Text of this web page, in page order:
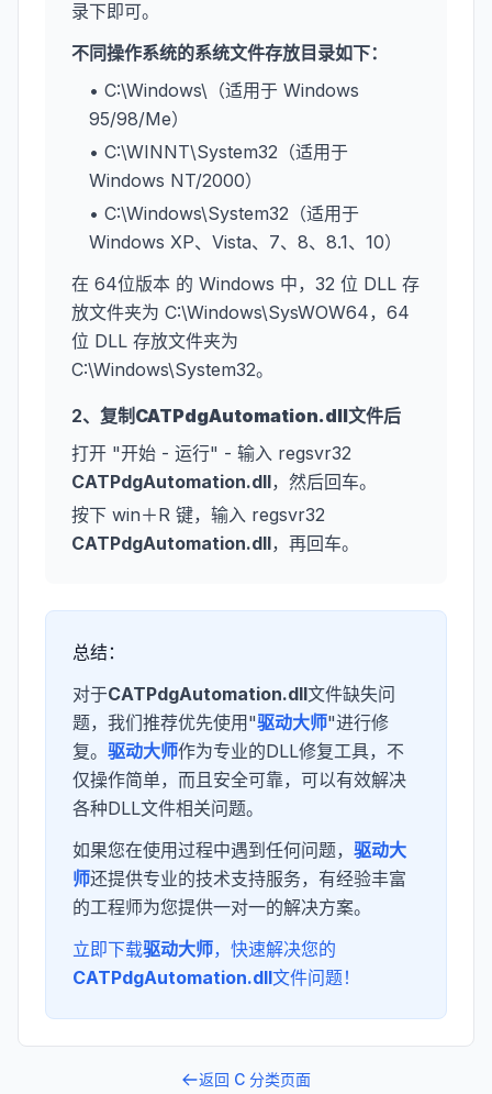
录下即可。
不同操作系统的系统文件存放目录如下：
• C:\Windows\（适用于 Windows
95/98/Me）
• C:\WINNT\System32（适用于
Windows NT/2000）
• C:\Windows\System32（适用于
Windows XP、Vista、7、8、8.1、10）
在 64位版本 的 Windows 中，32 位 DLL 存
放文件夹为 C:\Windows\SysWOW64，64
位 DLL 存放文件夹为
C:\Windows\System32。
2、复制 CATPdgAutomation.dll文件后
打开 "开始 - 运行" - 输入 regsvr32
CATPdgAutomation.dll，然后回车。
按下 win＋R 键，输入 regsvr32
CATPdgAutomation.dll，再回车。
总结：
对于CATPdgAutomation.dll文件缺失问
题，我们推荐优先使用"驱动大师"进行修
复。 驱动大师作为专业的DLL修复工具，不
仅操作简单，而且安全可靠，可以有效解决
各种DLL文件相关问题。
如果您在使用过程中遇到任何问题， 驱动大
师还提供专业的技术支持服务，有经验丰富
的工程师为您提供一对一的解决方案。
立即下载驱动大师，快速解决您的
CATPdgAutomation.dll文件问题！
返回 C 分类页面